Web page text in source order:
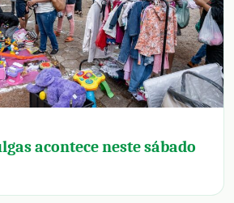
acontece neste sábado